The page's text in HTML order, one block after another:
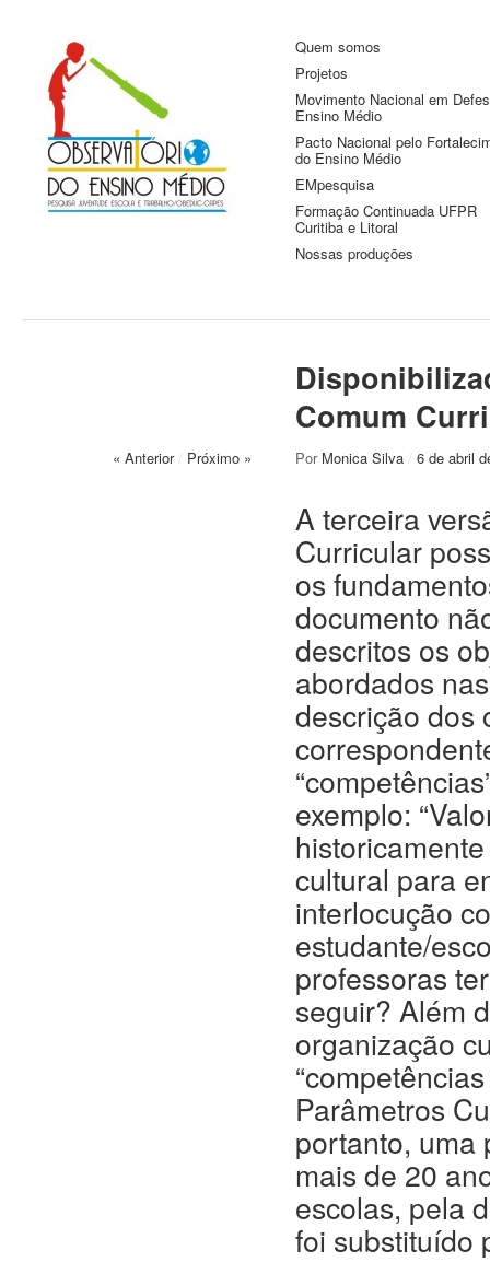
Observatório do
Ensino Médio
Pesquisa Juventude, Escola e
Trabalho
Quem somos
Projetos
Movimento Nacional em
Ensino Médio
Pacto Nacional pelo
do Ensino Médio
EMpesquisa
Formação Continuada UFPR
Curitiba e Litoral
Nossas produções
Comum
« Anterior / Próximo » Por Monica Silva / 6 de abril
A terceira
Curricular
os
documento
descritos os
abordados
descrição dos
exemplo:
cultural para
interlocução
estudante/
professoras
seguir? Além
organização
Parâmetros
portanto, uma
mais de 20
escolas, pela
foi substituído